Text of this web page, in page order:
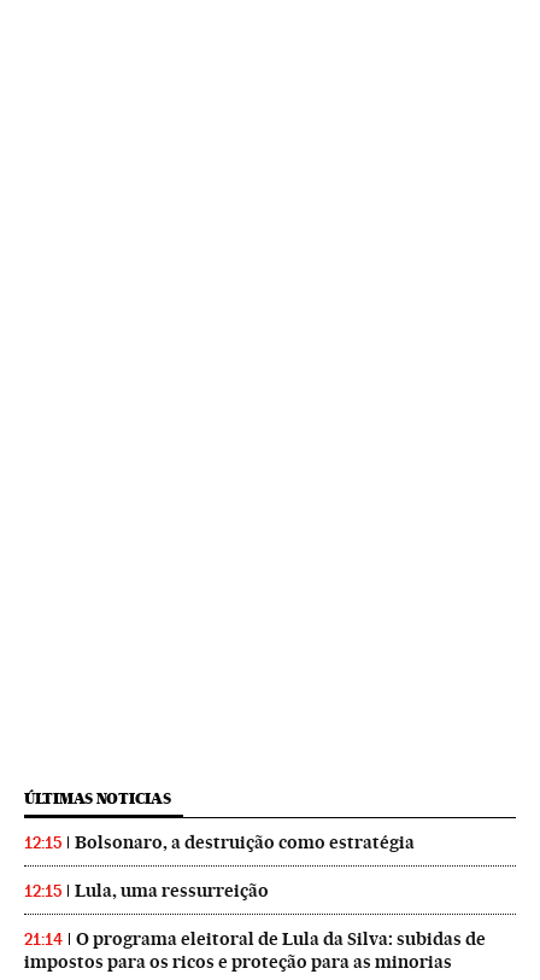
ÚLTIMAS NOTICIAS
12:15 Bolsonaro, a destruição como estratégia
12:15 Lula, uma ressurreição
21:14
O programa eleitoral de Lula da Silva: subidas de
impostos para os ricos e proteção para as minorias